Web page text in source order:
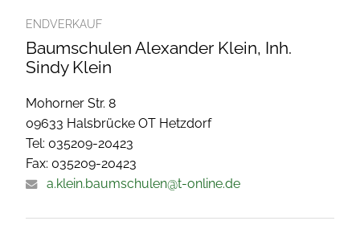
ENDVERKAUF
Baumschulen Alexander Klein, Inh.
Sindy Klein
Mohorner Str. 8
09633 Halsbrücke OT Hetzdorf
Tel: 035209-20423
Fax: 035209-20423
a.klein.baumschulen@t-online.de